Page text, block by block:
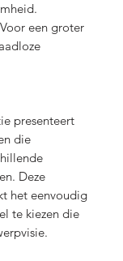
een groter
presenteert
die
Deze
het eenvoudig
te kiezen die